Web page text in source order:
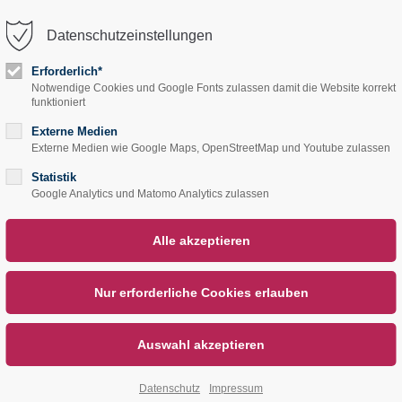
"offcanvas-col2"
leider nicht.
Start Service
Datenschutzeinstellungen
Erforderlich*
Notwendige Cookies und Google Fonts zulassen damit die Website korrekt
funktioniert
Externe Medien
Externe Medien wie Google Maps, OpenStreetMap und Youtube zulassen
Statistik
Google Analytics und Matomo Analytics zulassen
Datenschutz Impressum